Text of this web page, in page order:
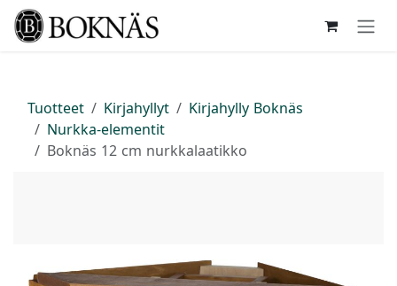
Siirry sisältöön
Tuotteet Kirjahyllyt
Kirjahylly Boknäs
Nurkka-elementit
Boknäs 12 cm nurkkalaatikko